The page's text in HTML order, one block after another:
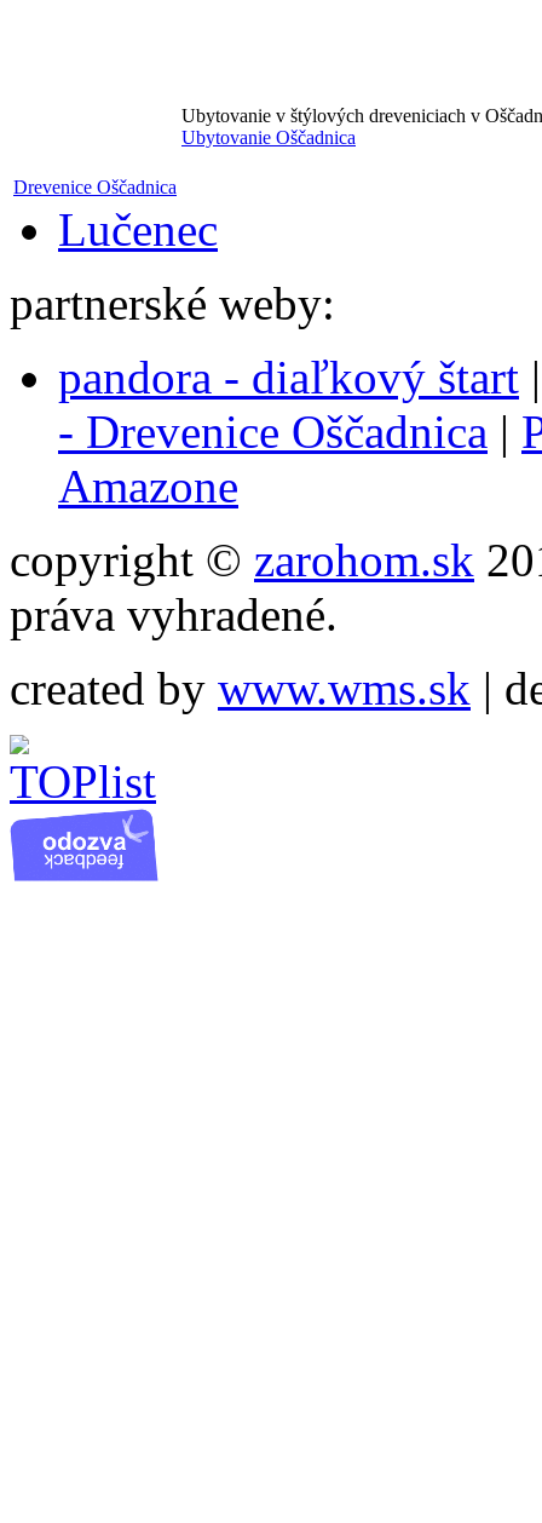
Drevenice Oščadnica
Ubytovanie v štýlových dreveniciach v
Ubytovanie Oščadnica
Lučenec
partnerské weby:
pandora - diaľkový štart
- Drevenice Oščadnica |
Amazone
copyright © zarohom.sk
práva vyhradené.
created by www.wms.sk |